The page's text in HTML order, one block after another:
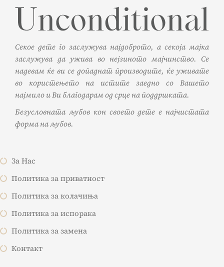
Секое дете го заслужува најдоброто, а секоја мајка
заслужува да ужива во нејзиното мајчинство. Се
надевам ќе ви се допаднат производите, ќе уживате
во користењето на истите заедно со Вашето
најмило и Ви благодарам од срце на поддршката.
Безусловната љубов кон своето дете е најчистата
форма на љубов.
За Нас
Политика за приватност
Политика за колачиња
Политика за испорака
Политика за замена
Контакт